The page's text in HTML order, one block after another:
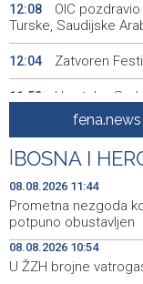
12:08
OIC
Turske, Saudijske
12:04 Zatvoren
11:52
Hrvatska:
Ivana Žabnog, ima
11:44
Prometna
– Neum potpuno
11:27
'ELVIS, moj
City film festu u Niškoj
11:16
Zračna luka
putnika u srpnju
fena.news
BOSNA I
08.08.2026 11:44
Prometna nezgoda
potpuno obustavljen
08.08.2026 10:54
U ŽZH brojne